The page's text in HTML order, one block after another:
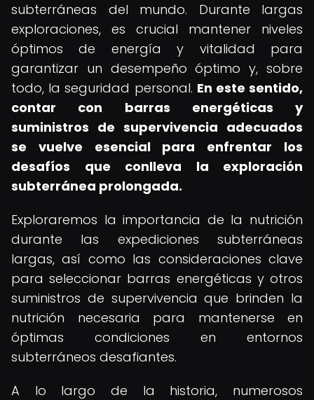
subterráneas del mundo. Durante largas
exploraciones, es crucial mantener niveles
óptimos de energía y vitalidad para
garantizar un desempeño óptimo y, sobre
todo, la seguridad personal. En este sentido,
contar con barras energéticas y
suministros de supervivencia adecuados
se vuelve esencial para enfrentar los
desafíos que conlleva la exploración
subterránea prolongada.
Exploraremos la importancia de la nutrición
durante las expediciones subterráneas
largas, así como las consideraciones clave
para seleccionar barras energéticas y otros
suministros de supervivencia que brinden la
nutrición necesaria para mantenerse en
óptimas condiciones en entornos
subterráneos desafiantes.
A lo largo de la historia, numerosos